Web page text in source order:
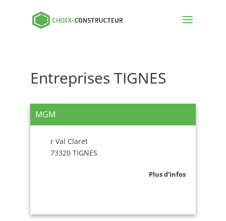
Entreprises TIGNES
MGM
r Val Claret
73320 TIGNES
Plus d'infos